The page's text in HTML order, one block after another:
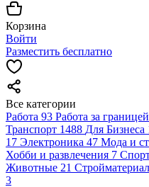
Корзина
Войти
Разместить бесплатно
Все категории
Работа 93 Работа за границей
Транспорт 1488 Для Бизнеса
17 Электроника 47 Мода и
Хобби и развлечения 7
Животные 21
3